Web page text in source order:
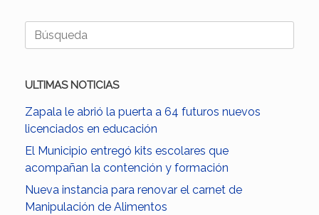
Buscar:
ULTIMAS NOTICIAS
Zapala le abrió la puerta a 64 futuros nuevos
licenciados en educación
El Municipio entregó kits escolares que
acompañan la contención y formación
Nueva instancia para renovar el carnet de
Manipulación de Alimentos